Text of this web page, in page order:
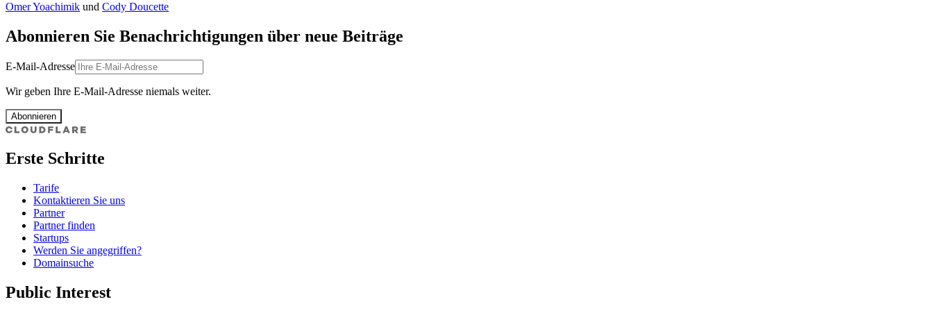
Omer Yoachimik und Cody Doucette
Abonnieren Sie Benachrichtigungen über neue Beiträge
E-Mail-Adresse
Wir geben Ihre E-Mail-Adresse niemals weiter.
Abonnieren
Erste Schritte
Tarife
Kontaktieren Sie uns
Partner
Partner finden
Startups
Werden Sie angegriffen?
Domainsuche
Public Interest